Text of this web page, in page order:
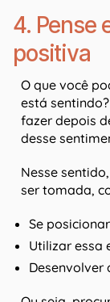
4. Pense
positiva
O que você
está
fazer depois
desse
Nesse
ser tomada,
Se
Utilizar essa
Desenvolver